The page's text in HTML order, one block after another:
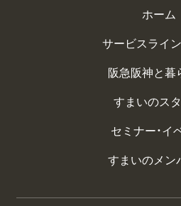
ホーム
サービスライ
阪急阪神と暮
すまいのス
セミナー・イ
すまいのメン